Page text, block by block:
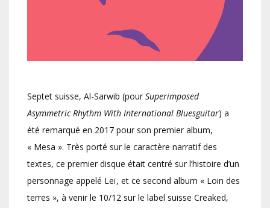
Septet suisse, Al-Sarwib (pour Superimposed
Asymmetric Rhythm With International Bluesguitar) a
été remarqué en 2017 pour son premier album,
« Mesa ». Très porté sur le caractère narratif des
textes, ce premier disque était centré sur l’histoire d’un
personnage appelé Leï, et ce second album « Loin des
terres », à venir le 10/12 sur le label suisse Creaked,